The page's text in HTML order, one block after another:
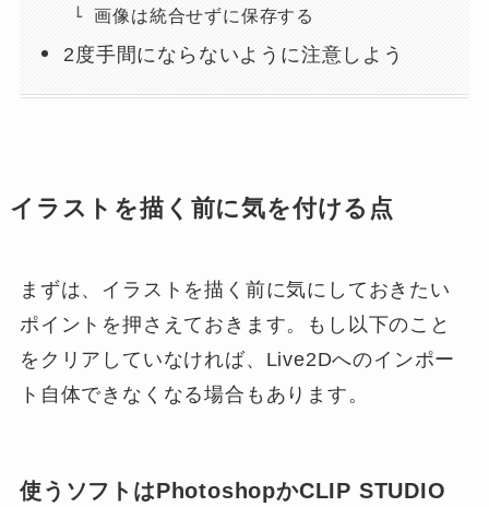
画像は統合せずに保存する
2度手間にならないように注意しよう
イラストを描く前に気を付ける点
まずは、イラストを描く前に気にしておきたい
ポイントを押さえておきます。もし以下のこと
をクリアしていなければ、Live2Dへのインポー
ト自体できなくなる場合もあります。
使うソフトはPhotoshopかCLIP STUDIO